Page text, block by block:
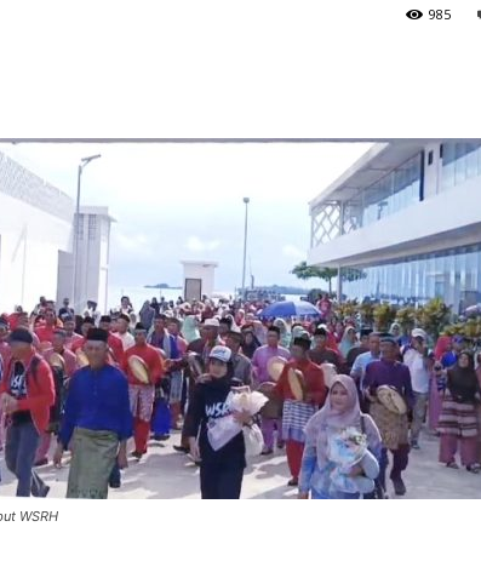
985
WSRH